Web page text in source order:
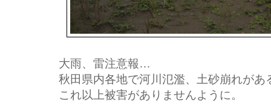
大雨、雷注意報…
秋田県内各地で河川氾濫、土砂崩れがあ
これ以上被害がありませんように。